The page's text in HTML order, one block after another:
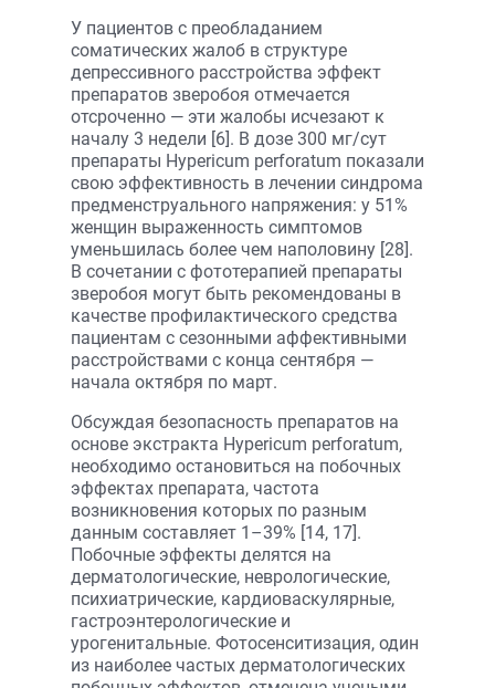
У пациентов с преобладанием
соматических жалоб в структуре
депрессивного расстройства эффект
препаратов зверобоя отмечается
отсроченно — эти жалобы исчезают к
началу 3 недели [6]. В дозе 300 мг/сут
препараты Hypericum perforatum показали
свою эффективность в лечении синдрома
предменструального напряжения: у 51%
женщин выраженность симптомов
уменьшилась более чем наполовину [28].
В сочетании с фототерапией препараты
зверобоя могут быть рекомендованы в
качестве профилактического средства
пациентам с сезонными аффективными
расстройствами с конца сентября —
начала октября по март.
Обсуждая безопасность препаратов на
основе экстракта Hypericum perforatum,
необходимо остановиться на побочных
эффектах препарата, частота
возникновения которых по разным
данным составляет 1–39% [14, 17].
Побочные эффекты делятся на
дерматологические, неврологические,
психиатрические, кардиоваскулярные,
гастроэнтерологические и
урогенитальные. Фотосенситизация, один
из наиболее частых дерматологических